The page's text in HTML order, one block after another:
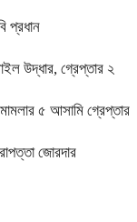
প্রধান
উদ্ধার, গ্রেপ্তার ২
৫ আসামি গ্রেপ্তার
জোরদার